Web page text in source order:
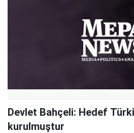
Devlet Bahçeli: Hedef
kurulmuştur